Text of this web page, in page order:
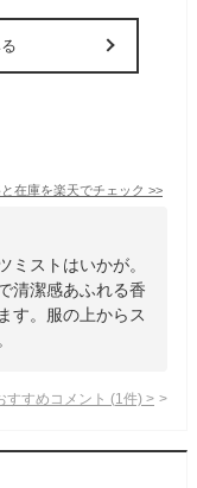
在庫を楽天でチェック >>
ミストはいかが。
清潔感あふれる香
す。服の上からス
すすめコメント (1 件) >